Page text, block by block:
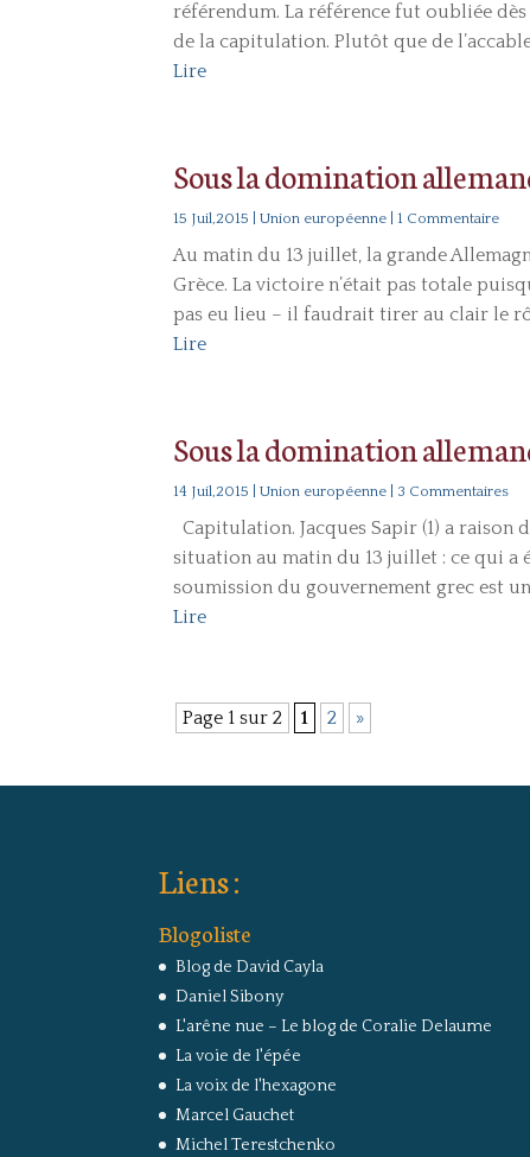
référendum. La référence fut oubliée
de la capitulation. Plutôt que de
Lire
Sous la domination
15 Juil,2015 |Union européenne | 1 Commentaire
Au matin du 13 juillet, la grande
Grèce. La victoire n’était pas totale
pas eu lieu – il faudrait tirer au clair le
Lire
Sous la domination
14 Juil,2015 |Union européenne | 3 Commentaires
Capitulation. Jacques Sapir (1) a
situation au matin du 13 juillet : ce qui
soumission du gouvernement grec est
Lire
Page 1 sur 2 1 2 »
Liens :
Blogoliste
Blog de David Cayla
Daniel Sibony
L'arêne nue – Le blog de Coralie Delaume
La voie de l'épée
La voix de l'hexagone
Marcel Gauchet
Michel Terestchenko